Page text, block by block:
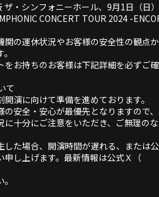
ザ・シンフォニーホール、9月1日（日
CONCERT TOUR 2024 -
関の運休状況やお客様の安全性の観点
お持ちのお客様は下記詳細を必ずご確
て
演に向けて準備を進めております。
の安全・安心が最優先となりますので
に十分にご注意をいただき、ご無理の
た場合、開演時間が遅れる、または
申し上げます。最新情報は公式Ｘ（